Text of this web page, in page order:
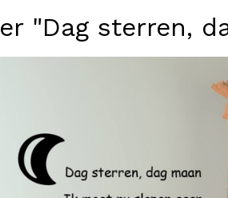
"Dag sterren,